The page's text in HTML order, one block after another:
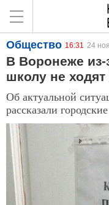
Общество 16:31 24
В Воронеже
школу не
Об актуальной
рассказали